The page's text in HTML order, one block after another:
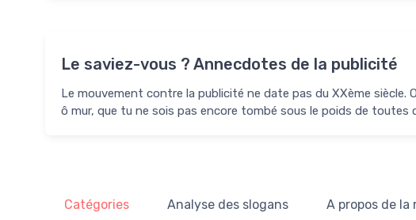
Le saviez-vous ? Annecdotes de la publicité
Le mouvement contre la publicité ne date pas du XXème
ô mur, que tu ne sois pas encore tombé sous le poids de
Catégories Analyse des slogans A propos de la